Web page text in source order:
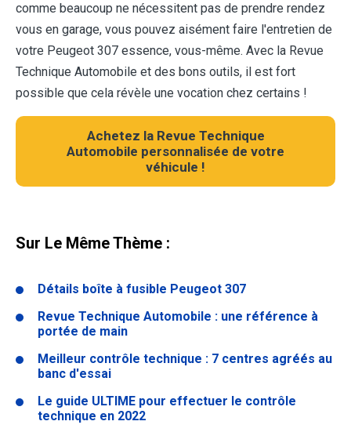
comme beaucoup ne nécessitent pas de prendre rendez
vous en garage, vous pouvez aisément faire l'entretien de
votre Peugeot 307 essence, vous-même. Avec la Revue
Technique Automobile et des bons outils, il est fort
possible que cela révèle une vocation chez certains !
Achetez la Revue Technique
Automobile personnalisée de votre
véhicule !
Sur Le Même Thème :
Détails boîte à fusible Peugeot 307
Revue Technique Automobile : une référence à
portée de main
Meilleur contrôle technique : 7 centres agréés au
banc d'essai
Le guide ULTIME pour effectuer le contrôle
technique en 2022